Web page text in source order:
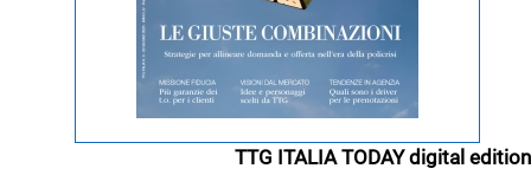
TTG ITALIA TODAY digital edition